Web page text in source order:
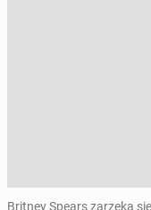
Britney Spears zarzeka